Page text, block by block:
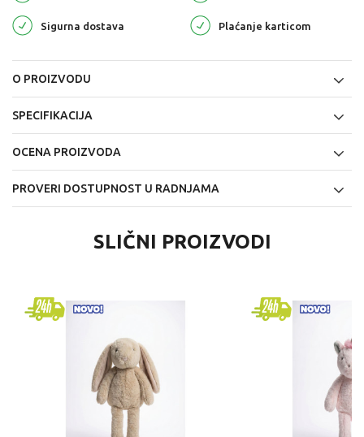
Sigurna dostava Plaćanje karticom
O PROIZVODU
SPECIFIKACIJA
OCENA PROIZVODA
PROVERI DOSTUPNOST U RADNJAMA
SLIČNI PROIZVODI